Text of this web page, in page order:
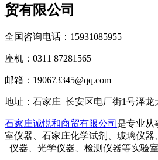
贸有限公司
全国咨询电话：15931085955
座机：0311 87281565
邮箱：190673345@qq.com
地址： 石家庄 长安区电厂街1号泽龙
石家庄诚悦和商贸有限公司 是专业从
室仪器、石家庄化学试剂、玻璃仪
仪器、光学仪器、检测仪器等实验